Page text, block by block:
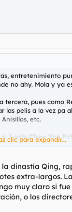
entretenimiento
no ahy. Mola y ya
tercera, pues como
las pelis a la vez pa
etc.
la 3sale Chow Yun
clic para expandir...
dinastía Qing,
extra-largos.
muy claro si
o los